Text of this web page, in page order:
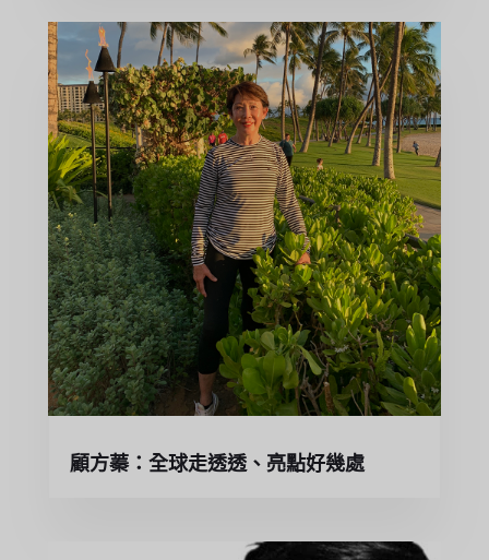
顧方蓁：全球走透透、亮點好幾處